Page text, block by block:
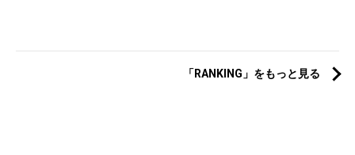
「RANKING」をもっと見る